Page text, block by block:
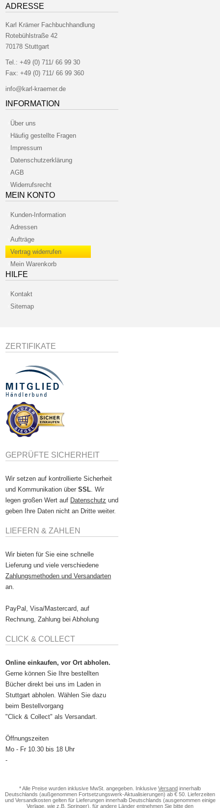
ADRESSE
Karl Krämer Fachbuchhandlung
Rotebühlstraße 42
70178 Stuttgart
Tel.:+49 (0) 711/ 66 99 30
Fax: +49 (0) 711/ 66 99 360
info@karl-kraemer.de
INFORMATION
Über uns
Häufig gestellte Fragen
Impressum
Datenschutzerklärung
AGB
Widerrufsrecht
MEIN KONTO
Kunden-Information
Adressen
Aufträge
Vertrag widerrufen
Mein Warenkorb
HILFE
Kontakt
Sitemap
ZERTIFIKATE
GEPRÜFTE SICHERHEIT
Wir setzen auf kontrollierte Sicherheit
und Kommunikation überSSL. Wir
legen großen Wert auf Datenschutz und
geben Ihre Daten nicht an Dritte weiter.
LIEFERN & ZAHLEN
Wir bieten für Sie eine schnelle
Lieferung und viele verschiedene
Zahlungsmethoden und Versandarten
an.
PayPal, Visa/Mastercard, auf
Rechnung, Zahlung bei Abholung
CLICK & COLLECT
Online einkaufen, vor Ort abholen.
Gerne können Sie Ihre bestellten
Bücher direkt bei uns im Laden in
Stuttgart abholen. Wählen Sie dazu
beim Bestellvorgang
"Click & Collect" als Versandart.
Öffnungszeiten
Mo - Fr 10.30 bis 18 Uhr
-
* Alle Preise wurden inklusive MwSt. angegeben. Inklusive Versand innerhalb
Deutschlands (außgenommen Fortsetzungswerk-Aktualisierungen) ab € 50. Lieferzeiten
und Versandkosten gelten für Lieferungen innerhalb Deutschlands (ausgenommen einige
Verlage, wie z.B. Springer), für andere Länder entnehmen Sie bitte den